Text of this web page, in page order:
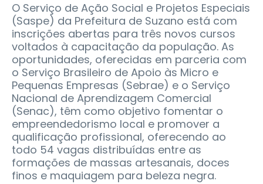
O Serviço de Ação Social e Projetos Especiais
(Saspe) da Prefeitura de Suzano está com
inscrições abertas para três novos cursos
voltados à capacitação da população. As
oportunidades, oferecidas em parceria com
o Serviço Brasileiro de Apoio às Micro e
Pequenas Empresas (Sebrae) e o Serviço
Nacional de Aprendizagem Comercial
(Senac), têm como objetivo fomentar o
empreendedorismo local e promover a
qualificação profissional, oferecendo ao
todo 54 vagas distribuídas entre as
formações de massas artesanais, doces
finos e maquiagem para beleza negra.